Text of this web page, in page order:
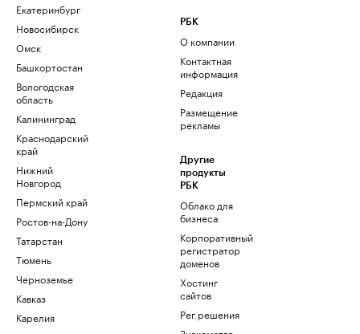
Екатеринбург
Новосибирск
Омск
Башкортостан
Вологодская
область
Калининград
Краснодарский
край
Нижний
Новгород
Пермский край
Ростов-на-Дону
Татарстан
Тюмень
Черноземье
Кавказ
Карелия
РБК
О компании
Контактная
информация
Редакция
Размещение
рекламы
Другие
продукты
РБК
Облако для
бизнеса
Корпоративный
регистратор
доменов
Хостинг
сайтов
Рег.решения